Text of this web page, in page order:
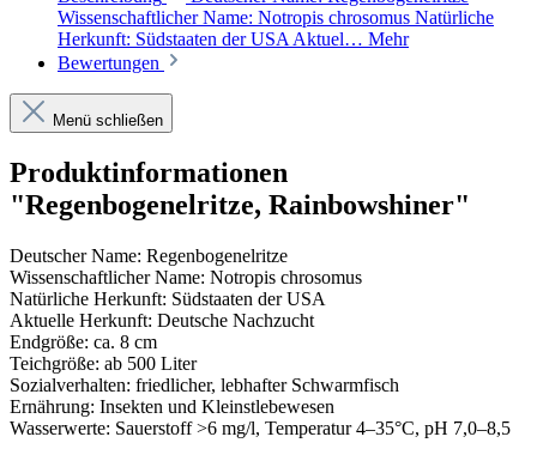
Wissenschaftlicher Name: Notropis chrosomus Natürliche
Herkunft: Südstaaten der USA Aktuel… Mehr
Bewertungen
Menü schließen
Produktinformationen
"Regenbogenelritze, Rainbowshiner"
Deutscher Name: Regenbogenelritze
Wissenschaftlicher Name: Notropis chrosomus
Natürliche Herkunft: Südstaaten der USA
Aktuelle Herkunft: Deutsche Nachzucht
Endgröße: ca. 8 cm
Teichgröße: ab 500 Liter
Sozialverhalten: friedlicher, lebhafter Schwarmfisch
Ernährung: Insekten und Kleinstlebewesen
Wasserwerte: Sauerstoff >6 mg/l, Temperatur 4–35°C, pH 7,0–8,5